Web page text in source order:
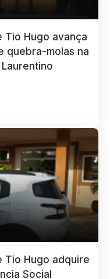
Tio Hugo avança
quebra-molas na
Tio Hugo adquire
Social